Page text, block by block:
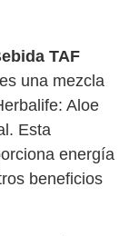
TAF
una mezcla
Aloe
Esta
energía
beneficios